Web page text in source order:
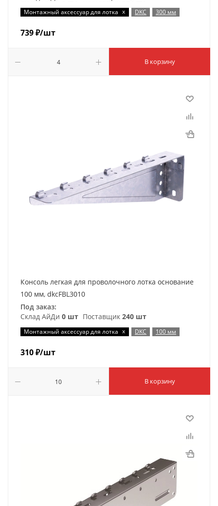
Монтажный аксессуар для лотка x DKC 300 мм
739₽/шт
В корзину
Консоль легкая для проволочного лотка основание
100 мм, dkcFBL3010
Под заказ:
Склад АйДи 0 шт Поставщик 240 шт
Монтажный аксессуар для лотка x DKC 100 мм
310₽/шт
В корзину